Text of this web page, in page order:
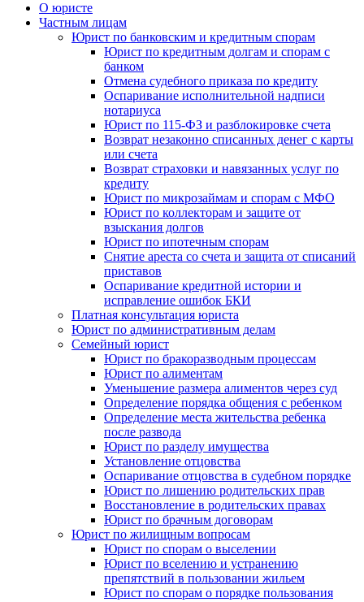
О юристе
Частным лицам
Юрист по банковским и кредитным спорам
Юрист по кредитным долгам и спорам с
банком
Отмена судебного приказа по кредиту
Оспаривание исполнительной надписи
нотариуса
Юрист по 115-ФЗ и разблокировке счета
Возврат незаконно списанных денег с карты
или счета
Возврат страховки и навязанных услуг по
кредиту
Юрист по микрозаймам и спорам с МФО
Юрист по коллекторам и защите от
взыскания долгов
Юрист по ипотечным спорам
Снятие ареста со счета и защита от списаний
приставов
Оспаривание кредитной истории и
исправление ошибок БКИ
Платная консультация юриста
Юрист по административным делам
Семейный юрист
Юрист по бракоразводным процессам
Юрист по алиментам
Уменьшение размера алиментов через суд
Определение порядка общения с ребенком
Определение места жительства ребенка
после развода
Юрист по разделу имущества
Установление отцовства
Оспаривание отцовства в судебном порядке
Юрист по лишению родительских прав
Восстановление в родительских правах
Юрист по брачным договорам
Юрист по жилищным вопросам
Юрист по спорам о выселении
Юрист по вселению и устранению
препятствий в пользовании жильем
Юрист по спорам о порядке пользования